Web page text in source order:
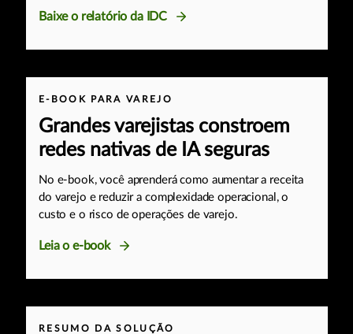
Baixe o relatório da IDC
E-BOOK PARA VAREJO
Grandes varejistas constroem
redes nativas de IA seguras
No e-book, você aprenderá como aumentar a receita
do varejo e reduzir a complexidade operacional, o
custo e o risco de operações de varejo.
Leia o e-book
RESUMO DA SOLUÇÃO